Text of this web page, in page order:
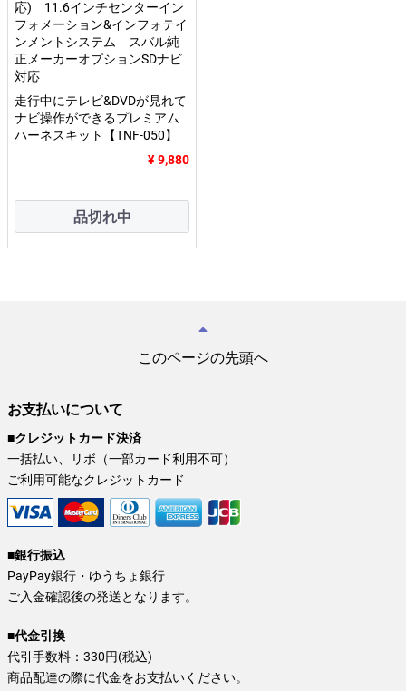
応) 11.6インチセンターイン
フォメーション&インフォテイ
ンメントシステム スバル純
正メーカーオプションSDナビ
対応
走行中にテレビ&DVDが見れて
ナビ操作ができるプレミアム
ハーネスキット【TNF-050】
¥ 9,880
品切れ中
このページの先頭へ
お支払いについて
■クレジットカード決済
一括払い、リボ（一部カード利用不可）
ご利用可能なクレジットカード
■銀行振込
PayPay銀行・ゆうちょ銀行
ご入金確認後の発送となります。
■代金引換
代引手数料：330円(税込)
商品配達の際に代金をお支払いください。